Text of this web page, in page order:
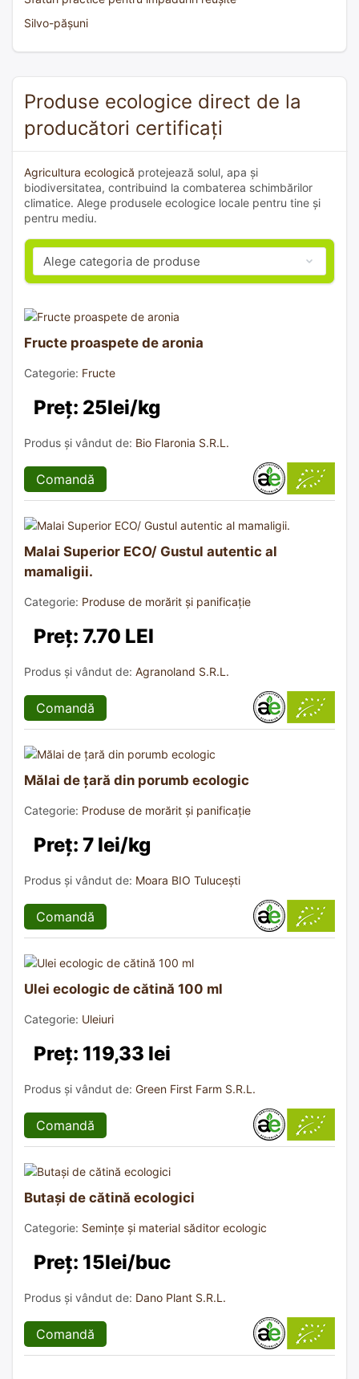
Silvo-pășuni
Produse ecologice direct de la
producători certificați
Agricultura ecologică protejează solul, apa și
biodiversitatea, contribuind la combaterea schimbărilor
climatice. Alege produsele ecologice locale pentru tine și
pentru mediu.
Fructe proaspete de aronia
Categorie: Fructe
Preț: 25lei/kg
Produs și vândut de: Bio Flaronia S.R.L.
Comandă
Malai Superior ECO/ Gustul autentic al
mamaligii.
Categorie: Produse de morărit și panificație
Preț: 7.70 LEI
Produs și vândut de: Agranoland S.R.L.
Comandă
Mălai de țară din porumb ecologic
Categorie: Produse de morărit și panificație
Preț: 7 lei/kg
Produs și vândut de: Moara BIO Tulucești
Comandă
Ulei ecologic de cătină 100 ml
Categorie: Uleiuri
Preț: 119,33 lei
Produs și vândut de: Green First Farm S.R.L.
Comandă
Butași de cătină ecologici
Categorie: Semințe și material săditor ecologic
Preț: 15lei/buc
Produs și vândut de: Dano Plant S.R.L.
Comandă